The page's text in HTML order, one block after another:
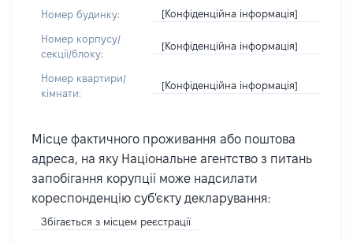
Номер будинку: [Конфіденційна інформація]
Номер корпусу/
секції/блоку:
[Конфіденційна інформація]
Номер квартири/
кімнати:
[Конфіденційна інформація]
Місце фактичного проживання або поштова
адреса, на яку Національне агентство з питань
запобігання корупції може надсилати
кореспонденцію суб'єкту декларування:
Збігається з місцем реєстрації